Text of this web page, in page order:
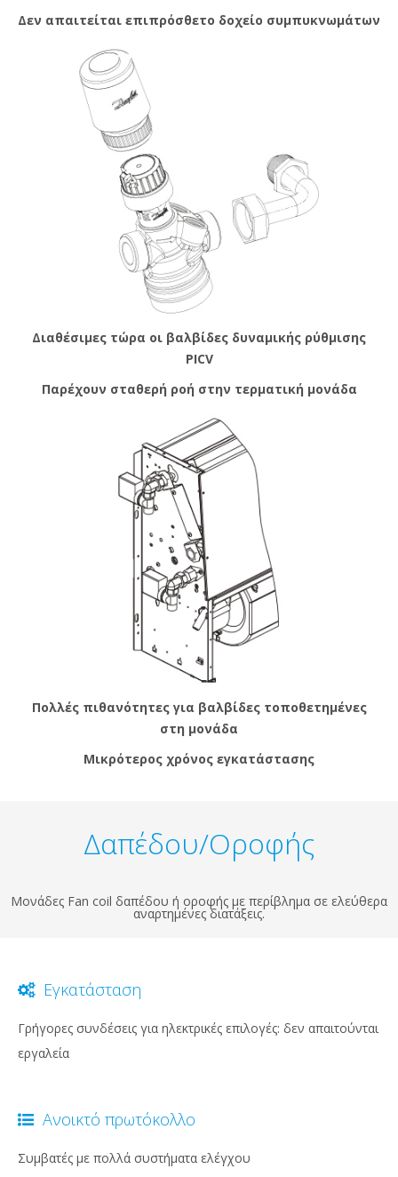
Δεν απαιτείται επιπρόσθετο δοχείο συμπυκνωμάτων
Διαθέσιμες τώρα οι βαλβίδες δυναμικής ρύθμισης
PICV
Παρέχουν σταθερή ροή στην τερματική μονάδα
Πολλές πιθανότητες για βαλβίδες τοποθετημένες
στη μονάδα
Μικρότερος χρόνος εγκατάστασης
Δαπέδου/Οροφής
Μονάδες Fan coil δαπέδου ή οροφής με περίβλημα σε ελεύθερα
αναρτημένες διατάξεις.
Εγκατάσταση
Γρήγορες συνδέσεις για ηλεκτρικές επιλογές: δεν απαιτούνται
εργαλεία
Ανοικτό πρωτόκολλο
Συμβατές με πολλά συστήματα ελέγχου